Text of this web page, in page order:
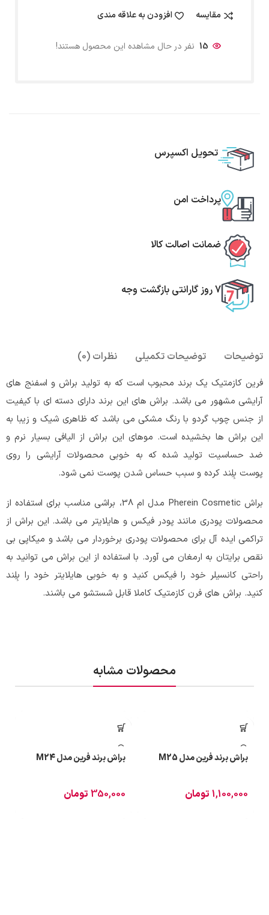
مقایسه افزودن به علاقه مندی
15 نفر در حال مشاهده این محصول هستند!
تحویل اکسپرس
پرداخت امن
ضمانت اصالت کالا
7 روز گارانتی بازگشت وجه
توضیحات توضیحات تکمیلی نظرات (0)
فرین کازمتیک یک برند محبوب است که به تولید براش و اسفنج های
آرایشی مشهور می باشد. براش های این برند دارای دسته ای با کیفیت
از جنس چوب گردو با رنگ مشکی می باشد که ظاهری شیک و زیبا به
این براش ها بخشیده است. موهای این براش از الیافی بسیار نرم و
ضد حساسیت تولید شده که به خوبی محصولات آرایشی را روی
پوست بِلِند کرده و سبب حساس شدن پوست نمی شود.
براش Pherein Cosmetic مدل ام 38، براشی مناسب برای استفاده از
محصولات پودری مانند پودر فیکس و هایلایتر می باشد. این براش از
تراکمی ایده آل برای محصولات پودری برخوردار می باشد و میکاپی بی
نقص برایتان به ارمغان می آورد. با استفاده از این براش می توانید به
راحتی کانسیلر خود را فیکس کنید و به خوبی هایلایتر خود را بِلِند
کنید. براش های فرن کازمتیک کاملا قابل شستشو می باشند.
محصولات مشابه
براش برند فرین مدل M25
1,100,000 تومان
براش برند فرین مدل M24
350,000 تومان